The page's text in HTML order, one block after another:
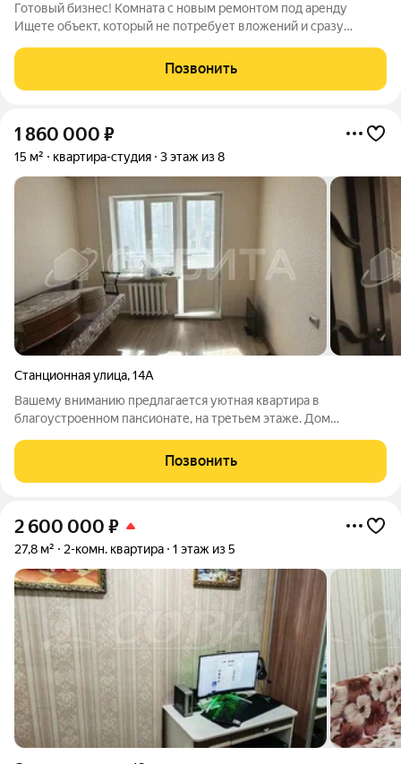
Готовый бизнес! Комната с новым ремонтом под аренду
Ищете объект, который не потребует вложений и сразу
Позвонить
1 860 000 ₽
15 м² квартира-студия 3 этаж из 8
Станционная улица,14А
Вашему вниманию предлагается уютная квартира в
благоустроенном пансионате, на третьем этаже. Дом
тёплая и комфортная. Имеется балкон с утеплением. Сам дом
выгодно выделяется среди других
Позвонить
2 600 000 ₽
27,8 м² 2-комн. квартира 1 этаж из 5